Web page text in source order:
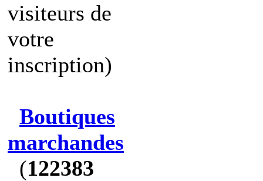
visiteurs de
votre
inscription)
Boutiques
marchandes
(122383